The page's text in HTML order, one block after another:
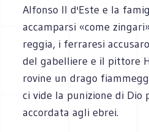
Alfonso II d'Este e la
accamparsi «come
reggia, i ferraresi
del gabelliere e il pittore
rovine un drago
ci vide la punizione di Dio
accordata agli ebrei.